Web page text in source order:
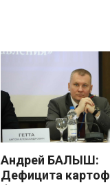
Андрей БАЛЫШ:
Дефицита